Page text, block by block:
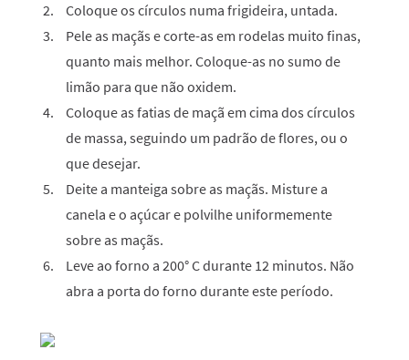
Coloque os círculos numa frigideira, untada.
Pele as maçãs e corte-as em rodelas muito finas,
quanto mais melhor. Coloque-as no sumo de
limão para que não oxidem.
Coloque as fatias de maçã em cima dos círculos
de massa, seguindo um padrão de flores, ou o
que desejar.
Deite a manteiga sobre as maçãs. Misture a
canela e o açúcar e polvilhe uniformemente
sobre as maçãs.
Leve ao forno a 200° C durante 12 minutos. Não
abra a porta do forno durante este período.